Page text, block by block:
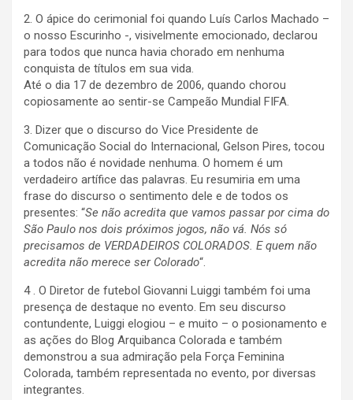
2. O ápice do cerimonial foi quando Luís Carlos Machado –
o nosso Escurinho -, visivelmente emocionado, declarou
para todos que nunca havia chorado em nenhuma
conquista de títulos em sua vida.
Até o dia 17 de dezembro de 2006, quando chorou
copiosamente ao sentir-se Campeão Mundial FIFA.
3. Dizer que o discurso do Vice Presidente de
Comunicação Social do Internacional, Gelson Pires, tocou
a todos não é novidade nenhuma. O homem é um
verdadeiro artífice das palavras. Eu resumiria em uma
frase do discurso o sentimento dele e de todos os
presentes: “Se não acredita que vamos passar por cima do
São Paulo nos dois próximos jogos, não vá. Nós só
precisamos de VERDADEIROS COLORADOS. E quem não
acredita não merece ser Colorado“.
4 . O Diretor de futebol Giovanni Luiggi também foi uma
presença de destaque no evento. Em seu discurso
contundente, Luiggi elogiou – e muito – o posionamento e
as ações do Blog Arquibanca Colorada e também
demonstrou a sua admiração pela Força Feminina
Colorada, também representada no evento, por diversas
integrantes.